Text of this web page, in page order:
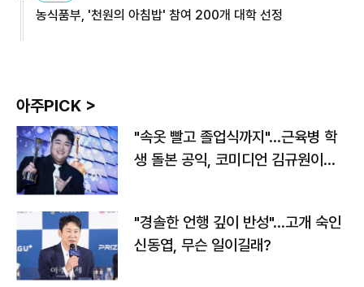
농식품부, '천원의 아침밥' 참여 200개 대학 선정
아주PICK >
"속옷 빨고 졸업식까지"…근육병 학
생 돌본 공익, 코미디언 김규원이었
"경솔한 언행 깊이 반성"…고개 숙인
신동엽, 무슨 일이길래?